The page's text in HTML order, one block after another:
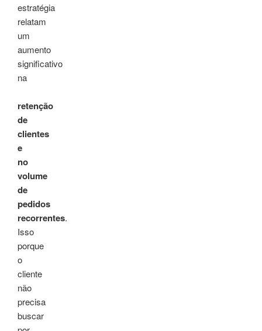
estratégia
relatam
um
aumento
significativo
na
retenção
de
clientes
e
no
volume
de
pedidos
recorrentes.
Isso
porque
o
cliente
não
precisa
buscar